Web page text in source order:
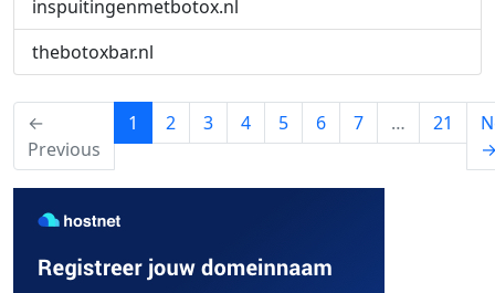
inspuitingenmetbotox.nl
thebotoxbar.nl
←
Previous
1 (current)
2 3 4 5 6 7 … 21